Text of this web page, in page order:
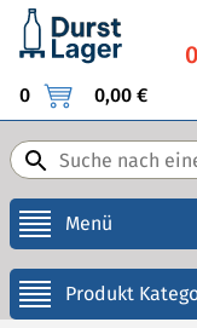
Menü
Produkt
0 0,00 €